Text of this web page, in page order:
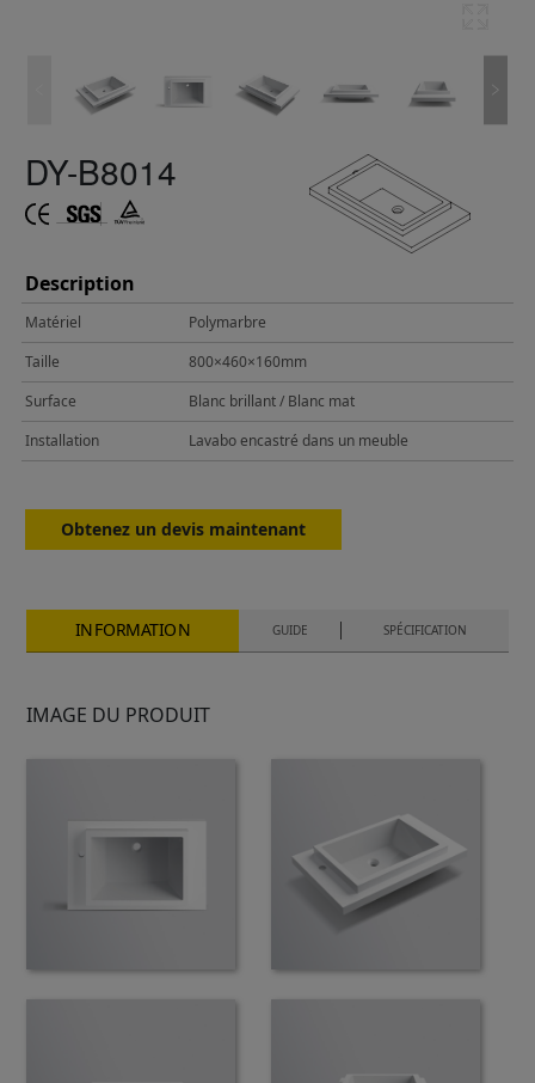
DY-B8014
Description
Matériel
Polymarbre
Taille
800×460×160mm
Surface
Blanc brillant / Blanc mat
Installation
Lavabo encastré dans un meuble
Obtenez un devis maintenant
INFORMATION GUIDE SPÉCIFICATION
IMAGE DU PRODUIT